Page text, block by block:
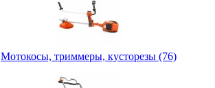
Мотокосы, триммеры, кусторезы (76)